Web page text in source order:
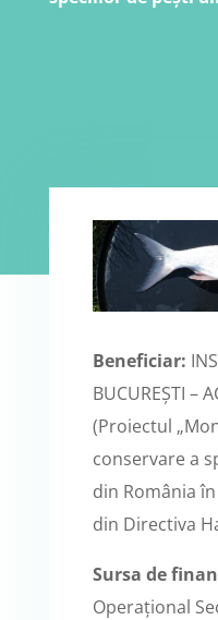
Beneficiar:
BUCUREȘTI –
(Proiectul
conservare a
din România
din Directiva
Sursa de
Operațional